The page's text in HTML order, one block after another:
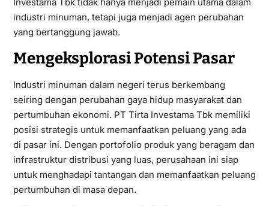
industri minuman, tetapi juga menjadi agen perubahan
yang bertanggung jawab.
Mengeksplorasi Potensi Pasar
Industri minuman dalam negeri terus berkembang
seiring dengan perubahan gaya hidup masyarakat dan
pertumbuhan ekonomi. PT Tirta Investama Tbk memiliki
posisi strategis untuk memanfaatkan peluang yang ada
di pasar ini. Dengan portofolio produk yang beragam dan
infrastruktur distribusi yang luas, perusahaan ini siap
untuk menghadapi tantangan dan memanfaatkan peluang
pertumbuhan di masa depan.